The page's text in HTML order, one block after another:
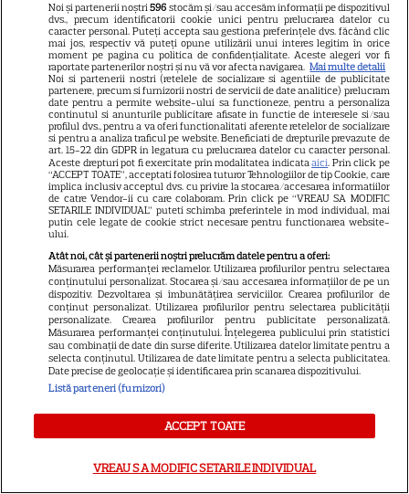
14
VEDETE STRĂINE
Elon Musk, atac la adresa
regizorului premiat cu Oscar
care a realizat documentarul
despre viața sa. Filmul are 232
de minute
3
VEDETE STRĂINE
Marvel are un nou Black
Panther. David Jonsson preia
Boseman
7
VEDETE STRĂINE
Ryan Gosling este noul Ghost
Rider din Universul Marvel.
Anunțul făcut la Comic-Con i-
a entuziasmat pe fani
DISNEY PLUS
Noi și partenerii noștri596 stocăm și/sau accesăm informații pe dispozitivul
dvs., precum identificatorii cookie unici pentru prelucrarea datelor cu
caracter personal. Puteți accepta sau gestiona preferințele dvs. făcând clic
mai jos, respectiv vă puteți opune utilizării unui interes legitim în orice
moment pe pagina cu politica de confidențialitate. Aceste alegeri vor fi
raportate partenerilor noștri și nu vă vor afecta navigarea. Mai multe detalii
Noi si partenerii nostri (retelele de socializare si agentiile de publicitate
partenere, precum si furnizorii nostri de servicii de date analitice) prelucram
date pentru a permite website-ului sa functioneze, pentru a personaliza
continutul si anunturile publicitare afisate in functie de interesele si/sau
profilul dvs., pentru a va oferi functionalitati aferente retelelor de socializare
si pentru a analiza traficul pe website. Beneficiati de drepturile prevazute de
art. 15-22 din GDPR in legatura cu prelucrarea datelor cu caracter personal.
Aceste drepturi pot fi exercitate prin modalitatea indicataaici. Prin click pe
“ACCEPT TOATE”, acceptati folosirea tuturor Tehnologiilor de tip Cookie, care
implica inclusiv acceptul dvs. cu privire la stocarea/accesarea informatiilor
de catre Vendor-ii cu care colaboram. Prin click pe “VREAU SA MODIFIC
SETARILE INDIVIDUAL” puteti schimba preferintele in mod individual, mai
putin cele legate de cookie strict necesare pentru functionarea website-
ului.
Atât noi, cât și partenerii noștri prelucrăm datele pentru a oferi:
Măsurarea performanței reclamelor. Utilizarea profilurilor pentru selectarea
conținutului personalizat. Stocarea și/sau accesarea informațiilor de pe un
dispozitiv. Dezvoltarea și îmbunătățirea serviciilor. Crearea profilurilor de
conținut personalizat. Utilizarea profilurilor pentru selectarea publicității
personalizate. Crearea profilurilor pentru publicitate personalizată.
Măsurarea performanței conținutului. Înțelegerea publicului prin statistici
sau combinații de date din surse diferite. Utilizarea datelor limitate pentru a
selecta conținutul. Utilizarea de date limitate pentru a selecta publicitatea.
Date precise de geolocație și identificarea prin scanarea dispozitivului.
Listă parteneri (furnizori)
ACCEPT TOATE
VREAU SA MODIFIC SETARILE INDIVIDUAL